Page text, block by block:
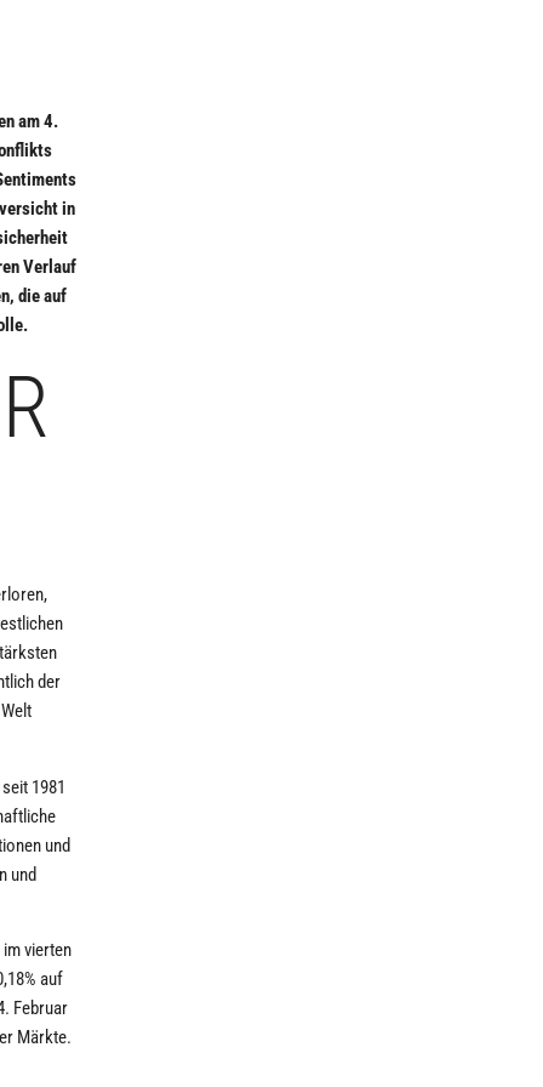
am 4.
in
Verlauf
die auf
der
1981
und
und
vierten
auf
Februar
Märkte.